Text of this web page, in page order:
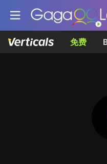
免费